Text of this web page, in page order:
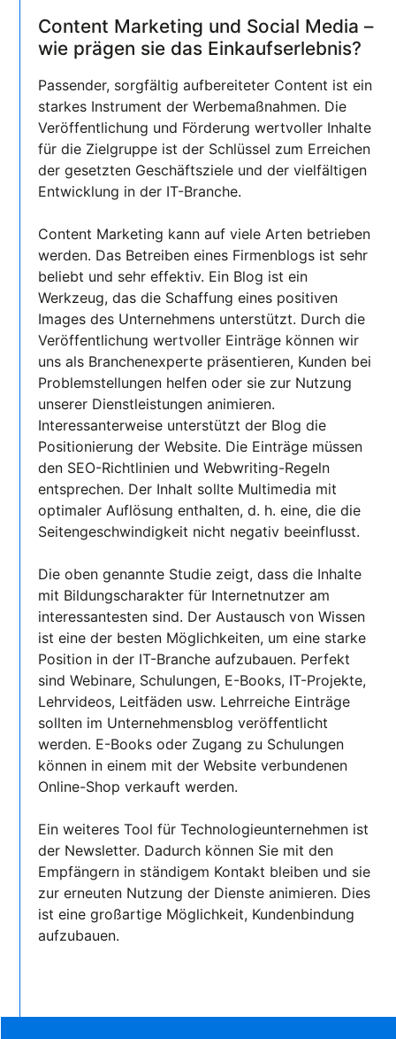
Content Marketing und Social Media –
wie prägen sie das Einkaufserlebnis?
Passender, sorgfältig aufbereiteter Content ist ein
starkes Instrument der Werbemaßnahmen. Die
Veröffentlichung und Förderung wertvoller Inhalte
für die Zielgruppe ist der Schlüssel zum Erreichen
der gesetzten Geschäftsziele und der vielfältigen
Entwicklung in der IT-Branche.
Content Marketing kann auf viele Arten betrieben
werden. Das Betreiben eines Firmenblogs ist sehr
beliebt und sehr effektiv. Ein Blog ist ein
Werkzeug, das die Schaffung eines positiven
Images des Unternehmens unterstützt. Durch die
Veröffentlichung wertvoller Einträge können wir
uns als Branchenexperte präsentieren, Kunden bei
Problemstellungen helfen oder sie zur Nutzung
unserer Dienstleistungen animieren.
Interessanterweise unterstützt der Blog die
Positionierung der Website. Die Einträge müssen
den SEO-Richtlinien und Webwriting-Regeln
entsprechen. Der Inhalt sollte Multimedia mit
optimaler Auflösung enthalten, d. h. eine, die die
Seitengeschwindigkeit nicht negativ beeinflusst.
Die oben genannte Studie zeigt, dass die Inhalte
mit Bildungscharakter für Internetnutzer am
interessantesten sind. Der Austausch von Wissen
ist eine der besten Möglichkeiten, um eine starke
Position in der IT-Branche aufzubauen. Perfekt
sind Webinare, Schulungen, E-Books, IT-Projekte,
Lehrvideos, Leitfäden usw. Lehrreiche Einträge
sollten im Unternehmensblog veröffentlicht
werden. E-Books oder Zugang zu Schulungen
können in einem mit der Website verbundenen
Online-Shop verkauft werden.
Ein weiteres Tool für Technologieunternehmen ist
der Newsletter. Dadurch können Sie mit den
Empfängern in ständigem Kontakt bleiben und sie
zur erneuten Nutzung der Dienste animieren. Dies
ist eine großartige Möglichkeit, Kundenbindung
aufzubauen.